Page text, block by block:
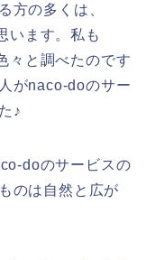
方の多くは、
います。私も
々と調べたのです
がnaco-doのサー
♪
doのサービスの
のは自然と広が